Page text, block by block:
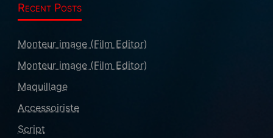
Recent Posts
Monteur image (Film Editor)
Monteur image (Film Editor)
Maquillage
Accessoiriste
Script